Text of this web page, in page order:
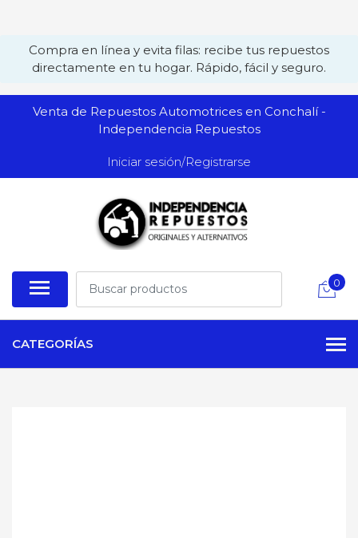
Compra en línea y evita filas: recibe tus repuestos
directamente en tu hogar. Rápido, fácil y seguro.
Venta de Repuestos Automotrices en Conchalí -
Independencia Repuestos
Iniciar sesión/Registrarse
0
CATEGORÍAS